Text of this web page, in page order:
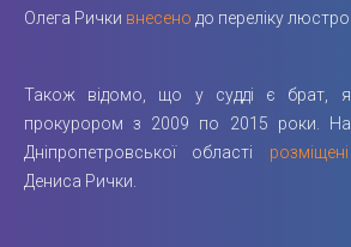
Олега Рички внесено до переліку
Також відомо, що у судді є брат,
прокурором з 2009 по 2015 роки. На
Дніпропетровської області розміщені
Дениса Рички.